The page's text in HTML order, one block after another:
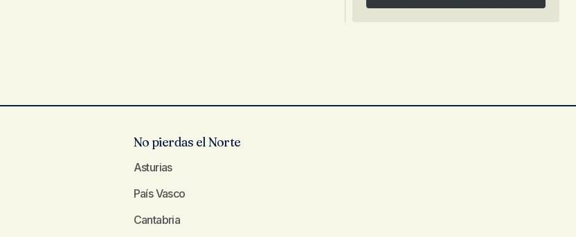
Síguenos en Instagram
No pierdas el Norte
Asturias
País Vasco
Cantabria